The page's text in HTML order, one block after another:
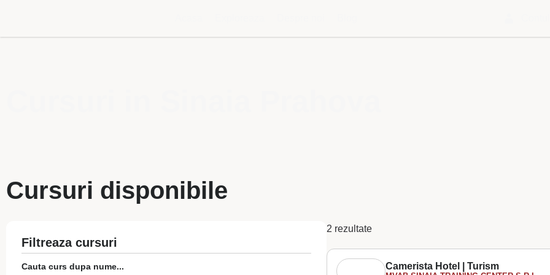
Cursuri disponibile
Filtreaza cursuri
Cauta curs dupa nume...
2 rezultate
Camerista Hotel | Turism